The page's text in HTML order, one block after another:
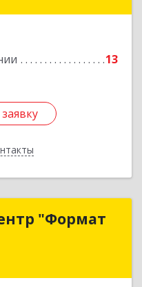
13
Подробнее
"Формат
"Формат